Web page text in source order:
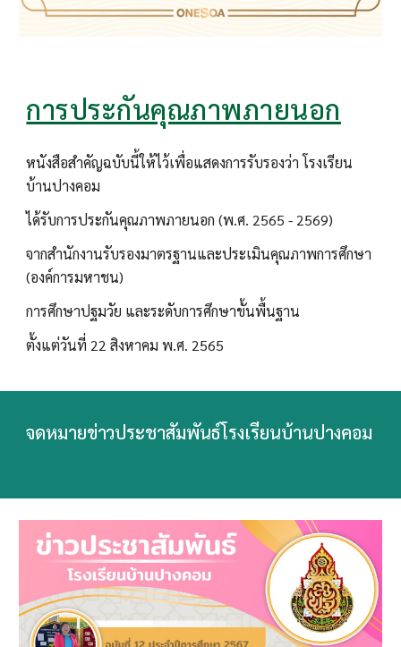
การประกันคุณภาพภายนอก
หนังสือสำคัญฉบับนี้ให้ไว้เพื่อแสดงการรับรองว่า โรงเรียน
บ้านปางคอม
ได้รับการประกันคุณภาพภายนอก (พ.ศ. 2565 - 2569)
จากสำนักงานรับรองมาตรฐานและประเมินคุณภาพการศึกษา
(องค์การมหาชน)
การศึกษาปฐมวัย และระดับการศึกษาขั้นพื้นฐาน
ตั้งแต่วันที่ 22 สิงหาคม พ.ศ. 2565
จดหมายข่าวประชาสัมพันธ์โรงเรียนบ้านปางคอม